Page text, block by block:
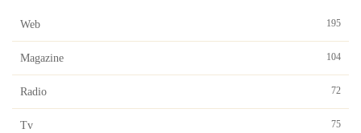
Web 195
Magazine 104
Radio 72
Tv 75